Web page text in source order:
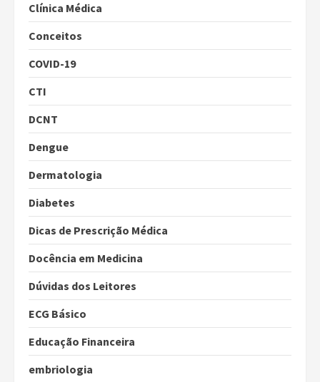
Clínica Médica
Conceitos
COVID-19
CTI
DCNT
Dengue
Dermatologia
Diabetes
Dicas de Prescrição Médica
Docência em Medicina
Dúvidas dos Leitores
ECG Básico
Educação Financeira
embriologia